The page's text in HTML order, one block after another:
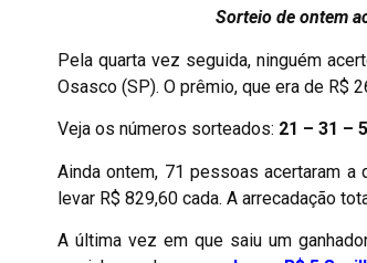
Sorteio de ontem
Pela quarta vez seguida, ninguém
Osasco (SP). O prêmio, que era de R$
Veja os números sorteados: 21 – 31 –
Ainda ontem, 71 pessoas acertaram a
levar R$ 829,60 cada. A arrecadação
A última vez em que saiu um